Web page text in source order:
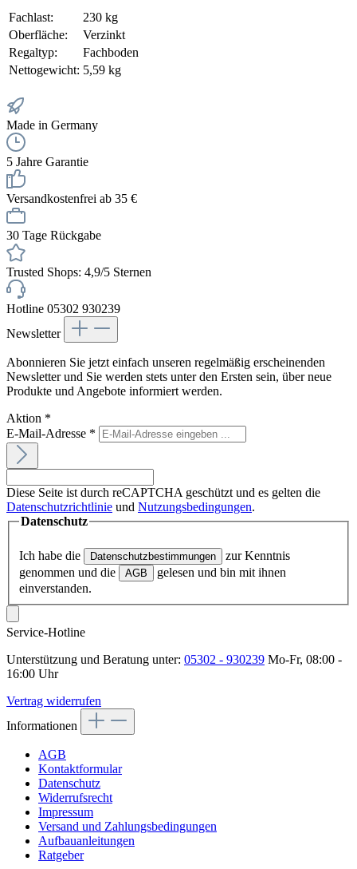
Fachlast:
230 kg
Oberfläche:
Verzinkt
Regaltyp:
Fachboden
Nettogewicht: 5,59 kg
Made in Germany
5 Jahre Garantie
Versandkostenfrei ab 35 €
30 Tage Rückgabe
Trusted Shops: 4,9/5 Sternen
Hotline 05302 930239
Newsletter
Abonnieren Sie jetzt einfach unseren regelmäßig erscheinenden
Newsletter und Sie werden stets unter den Ersten sein, über neue
Produkte und Angebote informiert werden.
Aktion *
E-Mail-Adresse *
Diese Seite ist durch reCAPTCHA geschützt und es gelten die
Datenschutzrichtlinie und Nutzungsbedingungen.
Datenschutz
Ich habe die Datenschutzbestimmungen
zur Kenntnis
genommen und die
AGB
gelesen und bin mit ihnen
einverstanden.
Service-Hotline
Unterstützung und Beratung unter: 05302 - 930239 Mo-Fr, 08:00 -
16:00 Uhr
Vertrag widerrufen
Informationen
AGB
Kontaktformular
Datenschutz
Widerrufsrecht
Impressum
Versand und Zahlungsbedingungen
Aufbauanleitungen
Ratgeber